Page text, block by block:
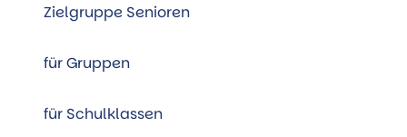
Zielgruppe Senioren
für Gruppen
für Schulklassen